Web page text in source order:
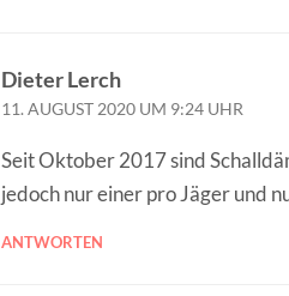
Dieter Lerch
11. AUGUST 2020 UM 9:24 UHR
Seit Oktober 2017 sind
jedoch nur einer pro Jäger und
ANTWORTEN